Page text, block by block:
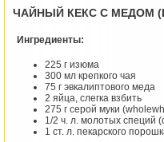
ЧАЙНЫЙ КЕКС С МЕДОМ
Ингредиенты:
225 г изюма
300 мл крепкого чая
75 г эвкалиптового меда
2 яйца, слегка взбить
275 г серой муки
1/2 ч. л. молотых специй
1 ст. л. пекарского